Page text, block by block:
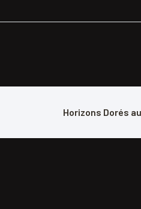
Horizons Dorés